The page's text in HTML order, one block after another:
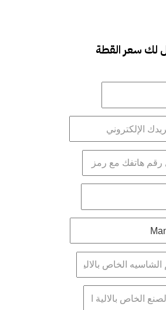
لك سعر القطة